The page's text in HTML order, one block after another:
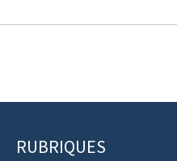
P
RUBRIQUES